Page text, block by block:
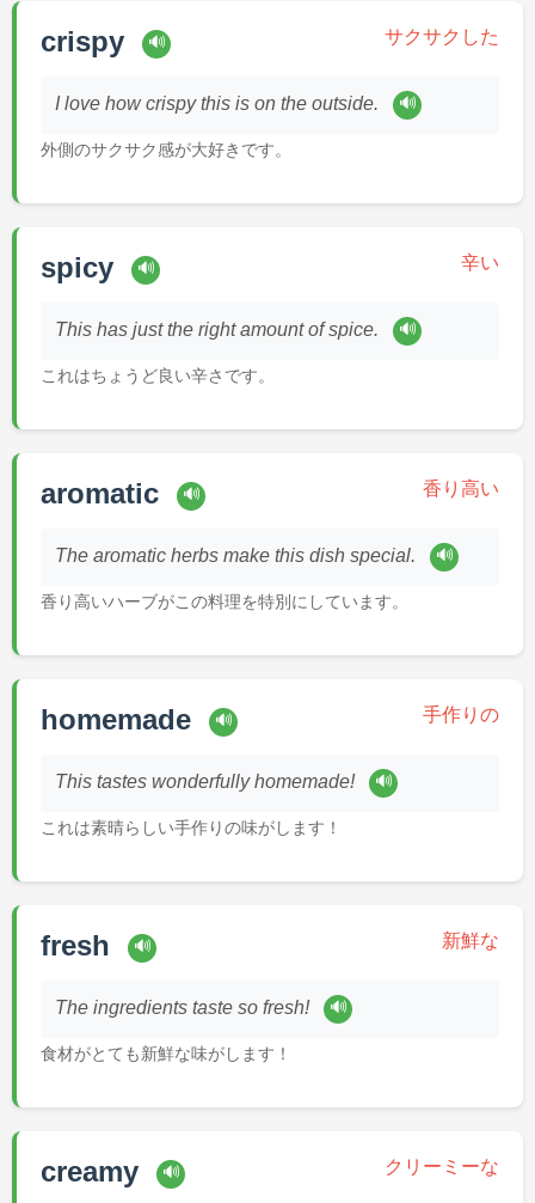
crispy 🔊 サクサクした
I love how crispy this is on the outside. 🔊
外側のサクサク感が大好きです。
spicy 🔊 辛い
This has just the right amount of spice. 🔊
これはちょうど良い辛さです。
aromatic 🔊 香り高い
The aromatic herbs make this dish special. 🔊
香り高いハーブがこの料理を特別にしています。
homemade 🔊 手作りの
This tastes wonderfully homemade! 🔊
これは素晴らしい手作りの味がします！
fresh 🔊 新鮮な
The ingredients taste so fresh! 🔊
食材がとても新鮮な味がします！
creamy 🔊 クリーミーな